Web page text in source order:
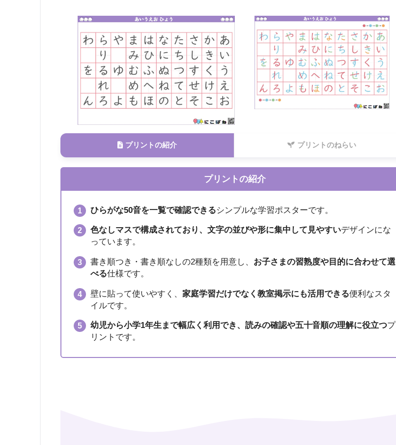
プリントの紹介 プリントのねらい
プリントの紹介
ひらがな50音を一覧で確認できるシンプルな学習ポスターです。
色なしマスで構成されており、文字の並びや形に集中して見やすいデザインにな
っています。
書き順つき・書き順なしの2種類を用意し、 お子さまの習熟度や目的に合わせて選
べる仕様です。
壁に貼って使いやすく、 家庭学習だけでなく教室掲示にも活用できる便利なスタ
イルです。
幼児から小学1年生まで幅広く利用でき、読みの確認や五十音順の理解に役立つプ
リントです。